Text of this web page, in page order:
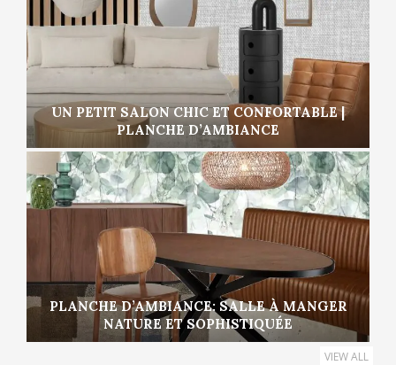
UN PETIT SALON CHIC ET CONFORTABLE |
PLANCHE D’AMBIANCE
PLANCHE D’AMBIANCE: SALLE À MANGER
NATURE ET SOPHISTIQUÉE
VIEW ALL